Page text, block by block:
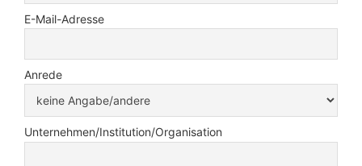
E-Mail-Adresse
Anrede
Unternehmen/Institution/Organisation